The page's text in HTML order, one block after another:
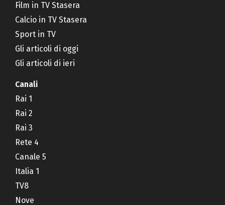
Film in TV Stasera
Calcio in TV Stasera
Sport in TV
Gli articoli di oggi
Gli articoli di ieri
Canali
Rai 1
Rai 2
Rai 3
Rete 4
Canale 5
Italia 1
TV8
Nove